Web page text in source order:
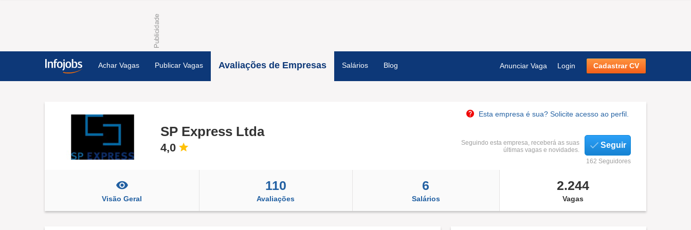
Achar Vagas Publicar Vagas Avaliações de Empresas Salários Blog Anunciar Vaga Login Cadastrar CV
Esta empresa é sua? Solicite acesso ao perfil.
SP Express Ltda
4,0
Seguindo esta empresa, receberá as suas
últimas vagas e novidades.
Seguir
162 Seguidores
Visão Geral
110
Avaliações
6
Salários
2.244
Vagas